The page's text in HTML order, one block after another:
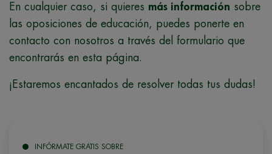
En cualquier caso, si quieres más información sobre
las oposiciones de educación, puedes ponerte en
contacto con nosotros a través del formulario que
encontrarás en esta página.
¡Estaremos encantados de resolver todas tus dudas!
INFÓRMATE GRATIS SOBRE